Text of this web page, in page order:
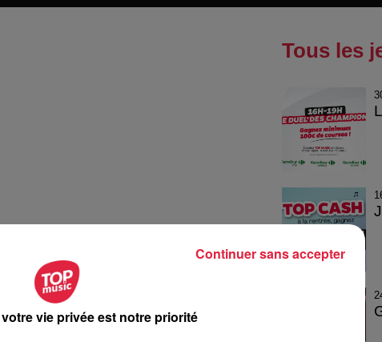
Tous les
vie privée est notre priorité
Continuer sans accepter